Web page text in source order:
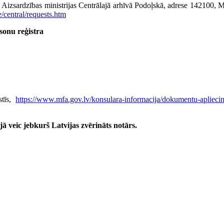
ministrijas Centrālajā arhīvā Podoļskā, adrese
requests.htm
reģistra
https://www.mfa.gov.lv/konsulara-informacija/dokumentu-
veic jebkurš Latvijas zvērināts notārs.